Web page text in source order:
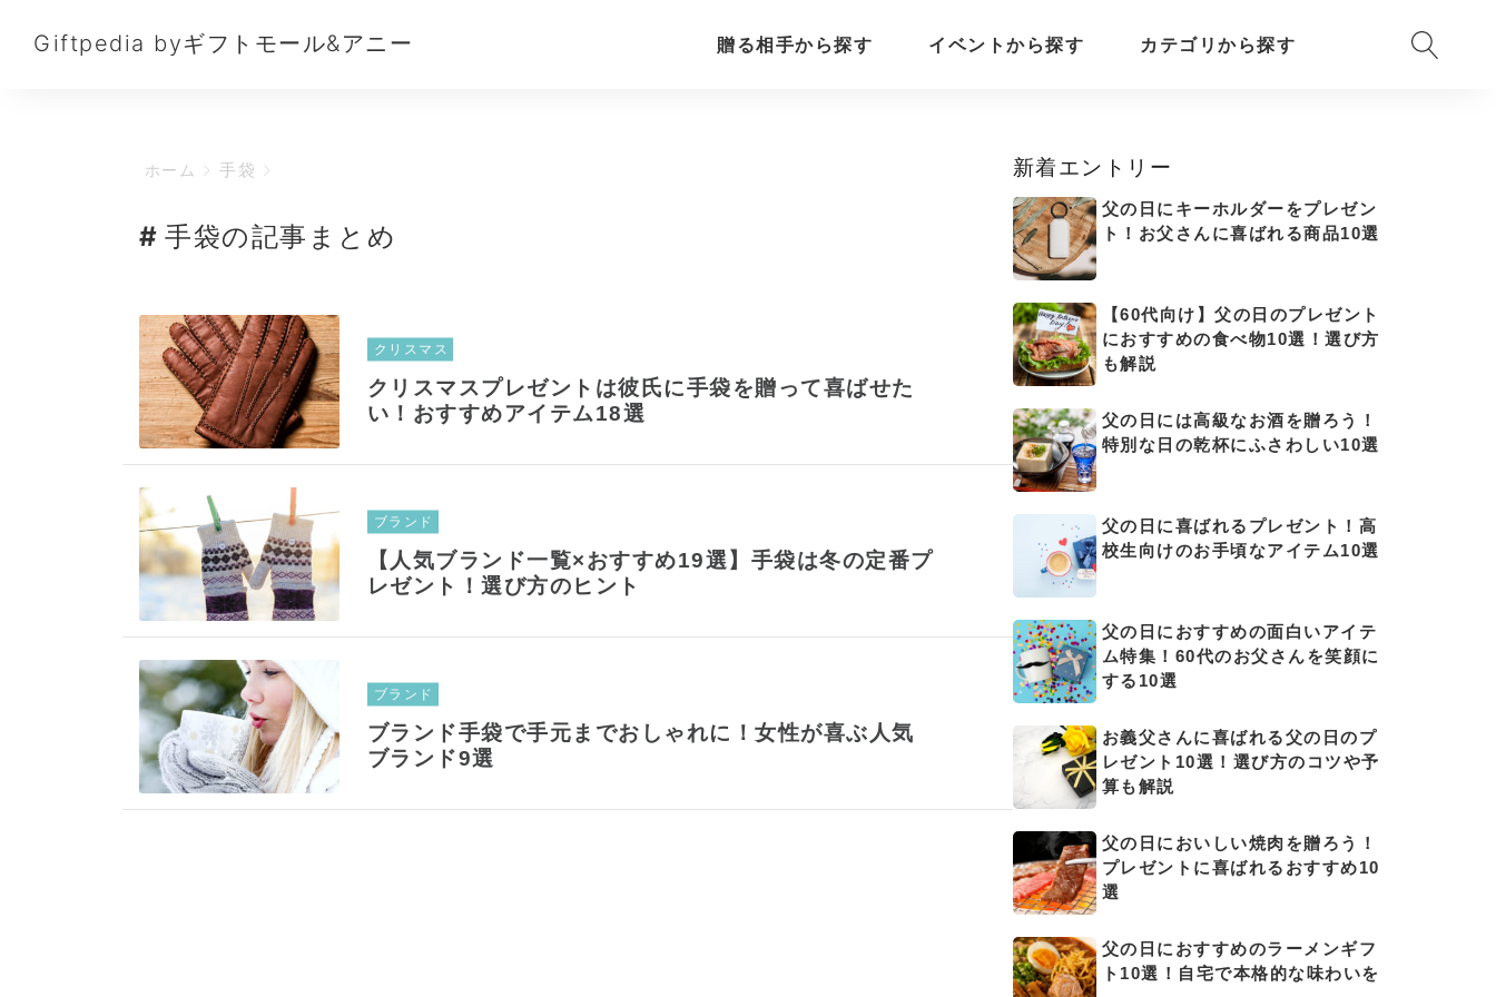
Giftpedia byギフトモール&アニー 贈る相手から探す イベントから探す カテゴリから探す
ホーム 手袋
手袋の記事まとめ
クリスマス
クリスマスプレゼントは彼氏に手袋を贈って喜ばせた
い！おすすめアイテム18選
ブランド
【人気ブランド一覧×おすすめ19選】手袋は冬の定番プ
レゼント！選び方のヒント
ブランド
ブランド手袋で手元までおしゃれに！女性が喜ぶ人気
ブランド9選
新着エントリー
父の日にキーホルダーをプレゼン
ト！お父さんに喜ばれる商品10選
【60代向け】父の日のプレゼント
におすすめの食べ物10選！選び方
も解説
父の日には高級なお酒を贈ろう！
特別な日の乾杯にふさわしい10選
父の日に喜ばれるプレゼント！高
校生向けのお手頃なアイテム10選
父の日におすすめの面白いアイテ
ム特集！60代のお父さんを笑顔に
する10選
お義父さんに喜ばれる父の日のプ
レゼント10選！選び方のコツや予
算も解説
父の日においしい焼肉を贈ろう！
プレゼントに喜ばれるおすすめ10
選
父の日におすすめのラーメンギフ
ト10選！自宅で本格的な味わいを